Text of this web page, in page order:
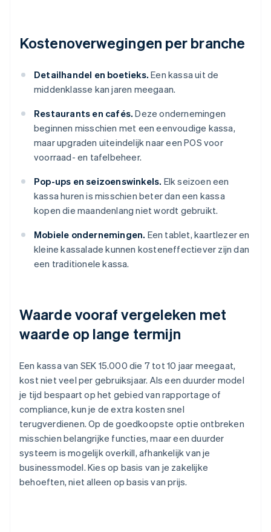
Kostenoverwegingen per branche
Detailhandel en boetieks. Een kassa uit de
middenklasse kan jaren meegaan.
Restaurants en cafés. Deze ondernemingen
beginnen misschien met een eenvoudige kassa,
maar upgraden uiteindelijk naar een POS voor
voorraad- en tafelbeheer.
Pop-ups en seizoenswinkels. Elk seizoen een
kassa huren is misschien beter dan een kassa
kopen die maandenlang niet wordt gebruikt.
Mobiele ondernemingen. Een tablet, kaartlezer en
kleine kassalade kunnen kosteneffectiever zijn dan
een traditionele kassa.
Waarde vooraf vergeleken met
waarde op lange termijn
Een kassa van SEK 15.000 die 7 tot 10 jaar meegaat,
kost niet veel per gebruiksjaar. Als een duurder model
je tijd bespaart op het gebied van rapportage of
compliance, kun je de extra kosten snel
terugverdienen. Op de goedkoopste optie ontbreken
misschien belangrijke functies, maar een duurder
systeem is mogelijk overkill, afhankelijk van je
businessmodel. Kies op basis van je zakelijke
behoeften, niet alleen op basis van prijs.